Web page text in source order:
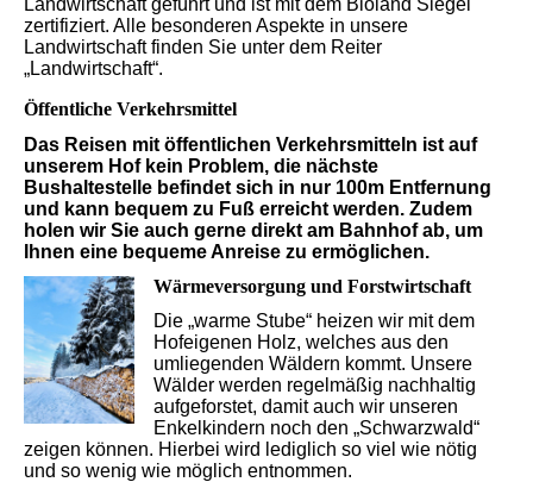
Landwirtschaft geführt und ist mit dem Bioland Siegel
zertifiziert. Alle besonderen Aspekte in unsere
Landwirtschaft finden Sie unter dem Reiter
„Landwirtschaft“.
Öffentliche Verkehrsmittel
Das Reisen mit öffentlichen Verkehrsmitteln ist auf
unserem Hof kein Problem, die nächste
Bushaltestelle befindet sich in nur 100m Entfernung
und kann bequem zu Fuß erreicht werden. Zudem
holen wir Sie auch gerne direkt am Bahnhof ab, um
Ihnen eine bequeme Anreise zu ermöglichen.
Wärmeversorgung und Forstwirtschaft
Die „warme Stube“ heizen wir mit dem
Hofeigenen Holz, welches aus den
umliegenden Wäldern kommt. Unsere
Wälder werden regelmäßig nachhaltig
aufgeforstet, damit auch wir unseren
Enkelkindern noch den „Schwarzwald“
zeigen können. Hierbei wird lediglich so viel wie nötig
und so wenig wie möglich entnommen.